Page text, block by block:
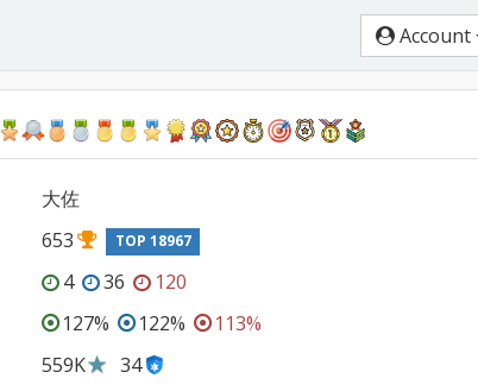
Account
大佐
653 TOP 18967
4 36
120
127% 122%
113%
559K
34